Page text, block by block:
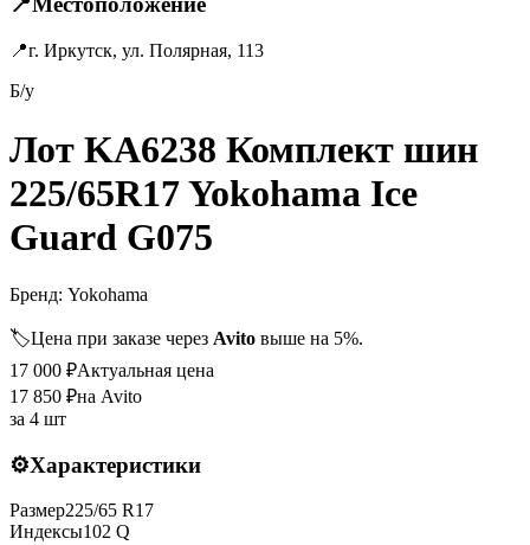
📍г. Иркутск, ул. Полярная, 113
Б/у
Лот KA6238 Комплект шин
225/65R17 Yokohama Ice
Guard G075
Бренд: Yokohama
🏷️Цена при заказе через Avito выше на 5%.
17 000 ₽Актуальная цена
17 850 ₽на Avito
за 4 шт
⚙️Характеристики
Размер225/65 R17
Индексы102 Q